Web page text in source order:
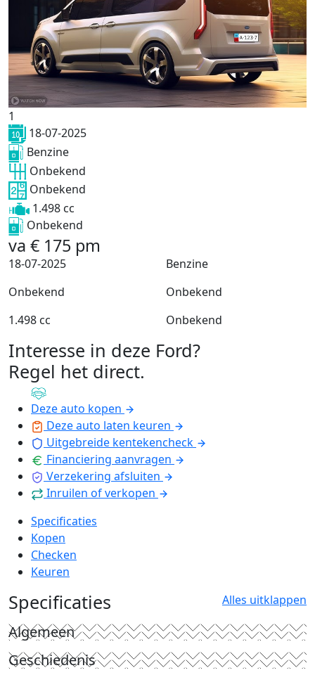
1
18-07-2025
Benzine
Onbekend
Onbekend
1.498 cc
Onbekend
va € 175 pm
18-07-2025
Benzine
Onbekend
Onbekend
1.498 cc
Onbekend
Interesse in deze Ford?
Regel het direct.
Deze auto kopen
Deze auto laten keuren
Uitgebreide kentekencheck
Financiering aanvragen
Verzekering afsluiten
Inruilen of verkopen
Specificaties
Kopen
Checken
Keuren
Specificaties Alles uitklappen
Algemeen
Geschiedenis